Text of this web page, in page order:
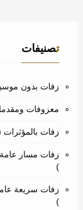
تصنيفات
زفات بدون
معزوفات
زفات
زفات مسار
)
زفات سريعة
)